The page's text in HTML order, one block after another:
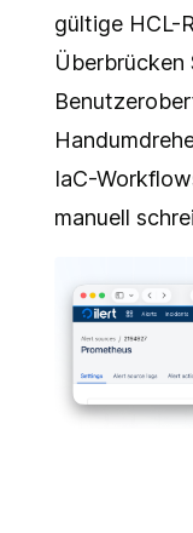
gültige HCL-
Überbrücken
IaC-
manuell